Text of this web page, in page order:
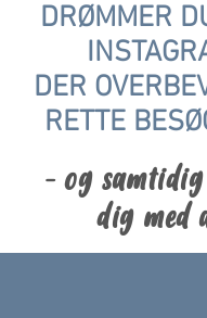
DRØMMER
DER
RETTE
- og
dig med